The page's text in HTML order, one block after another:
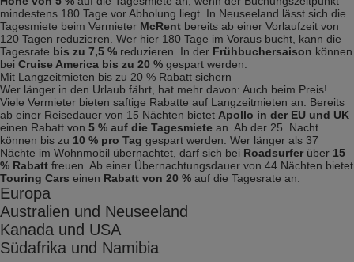
mindestens 180 Tage vor Abholung liegt. In Neuseeland lässt sich die
Tagesmiete beim Vermieter McRent bereits ab einer Vorlaufzeit von
120 Tagen reduzieren. Wer hier 180 Tage im Voraus bucht, kann die
Tagesrate bis zu 7,5 % reduzieren. In der Frühbuchersaison können
bei Cruise America bis zu 20 % gespart werden.
Mit Langzeitmieten bis zu 20 % Rabatt sichern
Wer länger in den Urlaub fährt, hat mehr davon: Auch beim Preis!
Viele Vermieter bieten saftige Rabatte auf Langzeitmieten an. Bereits
ab einer Reisedauer von 15 Nächten bietet Apollo in der EU und UK
einen Rabatt von 5 % auf die Tagesmiete an. Ab der 25. Nacht
können bis zu 10 % pro Tag gespart werden. Wer länger als 37
Nächte im Wohnmobil übernachtet, darf sich bei Roadsurfer über 15
% Rabatt freuen. Ab einer Übernachtungsdauer von 44 Nächten bietet
Touring Cars einen Rabatt von 20 % auf die Tagesrate an.
Europa
Australien und Neuseeland
Kanada und USA
Südafrika und Namibia